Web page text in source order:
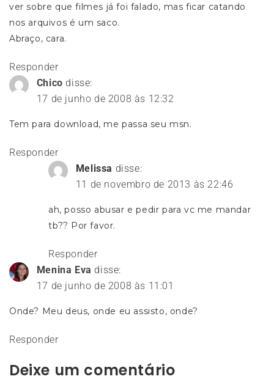
ver sobre que filmes já foi falado, mas ficar catando
nos arquivos é um saco.
Abraço, cara.
Responder
Chico disse:
17 de junho de 2008 às 12:32
Tem para download, me passa seu msn.
Responder
Melissa disse:
11 de novembro de 2013 às 22:46
ah, posso abusar e pedir para vc me mandar
tb?? Por favor.
Responder
Menina Eva disse:
17 de junho de 2008 às 11:01
Onde? Meu deus, onde eu assisto, onde?
Responder
Deixe um comentário